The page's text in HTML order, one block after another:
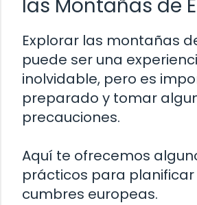
las Montañas de
Explorar las montañas
puede ser una
inolvidable, pero es
preparado y tomar
precauciones.
Aquí te ofrecemos
prácticos para planificar
cumbres europeas.